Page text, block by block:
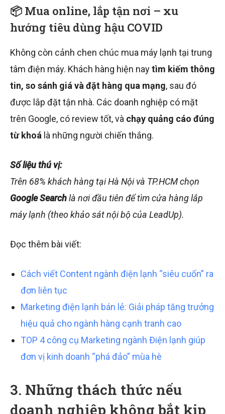
📦 Mua online, lắp tận nơi – xu
hướng tiêu dùng hậu COVID
Không còn cảnh chen chúc mua máy lạnh tại trung
tâm điện máy. Khách hàng hiện naytìm kiếm thông
tin, so sánh giá và đặt hàng qua mạng, sau đó
được lắp đặt tận nhà. Các doanh nghiệp có mặt
trên Google, có review tốt, và chạy quảng cáo đúng
từ khoá là những người chiến thắng.
Số liệu thú vị:
Trên 68% khách hàng tại Hà Nội và TP.HCM chọn
Google Searchlà nơi đầu tiên để tìm cửa hàng lắp
máy lạnh (theo khảo sát nội bộ của LeadUp).
Đọc thêm bài viết:
Cách viết Content ngành điện lạnh “siêu cuốn” ra
đơn liên tục
Marketing điện lạnh bán lẻ: Giải pháp tăng trưởng
hiệu quả cho ngành hàng cạnh tranh cao
TOP 4 công cụ Marketing ngành Điện lạnh giúp
đơn vị kinh doanh “phá đảo” mùa hè
3. Những thách thức nếu
doanh nghiệp không bắt kịp